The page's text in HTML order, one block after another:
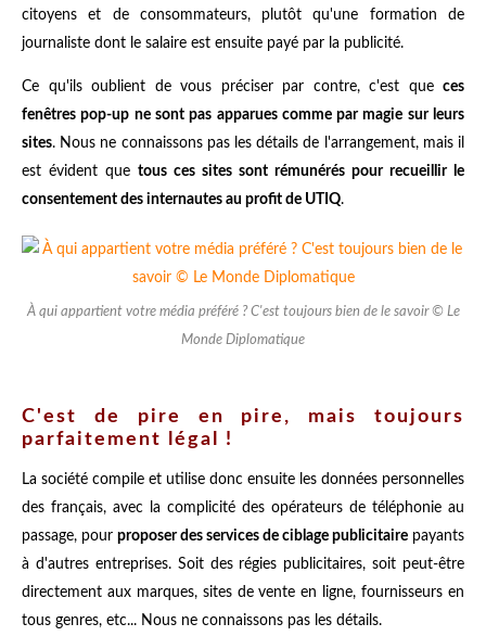
citoyens et de consommateurs, plutôt qu'une formation de
journaliste dont le salaire est ensuite payé par la publicité.
Ce qu'ils oublient de vous préciser par contre, c'est que ces
fenêtres pop-up ne sont pas apparues comme par magie sur leurs
sites. Nous ne connaissons pas les détails de l'arrangement, mais il
est évident que tous ces sites sont rémunérés pour recueillir le
consentement des internautes au profit de UTIQ.
À qui appartient votre média préféré ? C'est toujours bien de le savoir © Le
Monde Diplomatique
C'est de pire en pire, mais toujours
parfaitement légal !
La société compile et utilise donc ensuite les données personnelles
des français, avec la complicité des opérateurs de téléphonie au
passage, pour proposer des services de ciblage publicitaire payants
à d'autres entreprises. Soit des régies publicitaires, soit peut-être
directement aux marques, sites de vente en ligne, fournisseurs en
tous genres, etc... Nous ne connaissons pas les détails.